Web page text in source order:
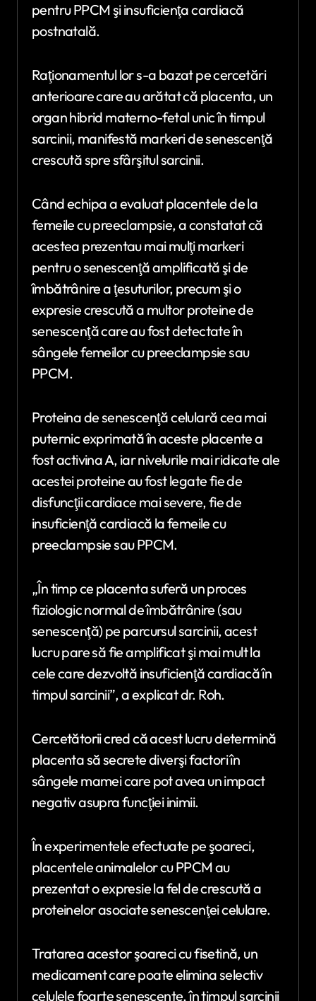
pentru PPCM şi insuficienţa cardiacă
postnatală.
Raţionamentul lor s-a bazat pe cercetări
anterioare care au arătat că placenta, un
organ hibrid materno-fetal unic în timpul
sarcinii, manifestă markeri de senescenţă
crescută spre sfârşitul sarcinii.
Când echipa a evaluat placentele de la
femeile cu preeclampsie, a constatat că
acestea prezentau mai mulţi markeri
pentru o senescenţă amplificată şi de
îmbătrânire a ţesuturilor, precum şi o
expresie crescută a multor proteine de
senescenţă care au fost detectate în
sângele femeilor cu preeclampsie sau
PPCM.
Proteina de senescenţă celulară cea mai
puternic exprimată în aceste placente a
fost activina A, iar nivelurile mai ridicate ale
acestei proteine au fost legate fie de
disfuncţii cardiace mai severe, fie de
insuficienţă cardiacă la femeile cu
preeclampsie sau PPCM.
„În timp ce placenta suferă un proces
fiziologic normal de îmbătrânire (sau
senescenţă) pe parcursul sarcinii, acest
lucru pare să fie amplificat şi mai mult la
cele care dezvoltă insuficienţă cardiacă în
timpul sarcinii”, a explicat dr. Roh.
Cercetătorii cred că acest lucru determină
placenta să secrete diverşi factori în
sângele mamei care pot avea un impact
negativ asupra funcţiei inimii.
În experimentele efectuate pe şoareci,
placentele animalelor cu PPCM au
prezentat o expresie la fel de crescută a
proteinelor asociate senescenţei celulare.
Tratarea acestor şoareci cu fisetină, un
medicament care poate elimina selectiv
celulele foarte senescente, în timpul sarcinii